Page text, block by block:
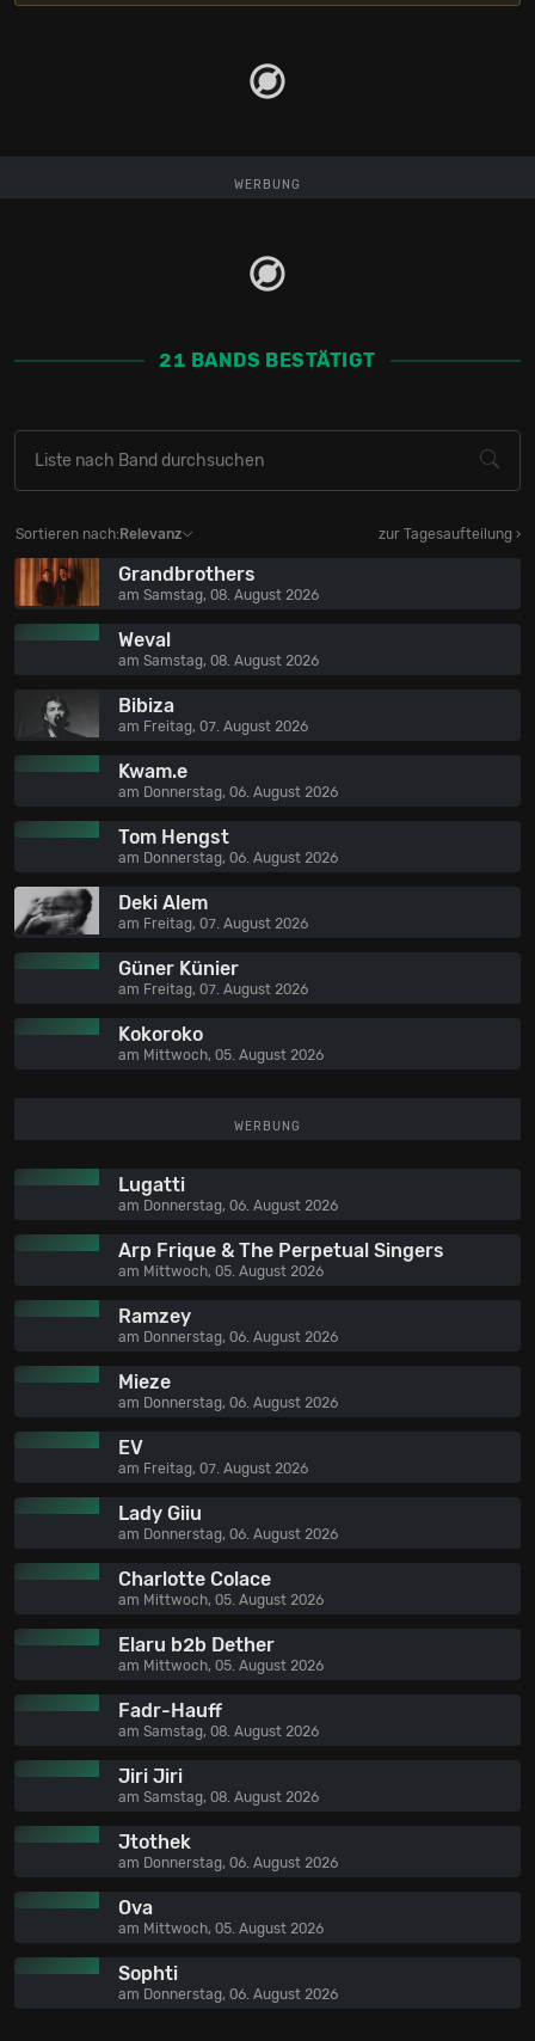
WERBUNG
21 BANDS BESTÄTIGT
Sortieren nach: Relevanz zur Tagesaufteilung ›
Grandbrothers
am Samstag, 08. August 2026
Weval
am Samstag, 08. August 2026
Bibiza
am Freitag, 07. August 2026
Kwam.e
am Donnerstag, 06. August 2026
Tom Hengst
am Donnerstag, 06. August 2026
Deki Alem
am Freitag, 07. August 2026
Güner Künier
am Freitag, 07. August 2026
Kokoroko
am Mittwoch, 05. August 2026
WERBUNG
Lugatti
am Donnerstag, 06. August 2026
Arp Frique & The Perpetual Singers
am Mittwoch, 05. August 2026
Ramzey
am Donnerstag, 06. August 2026
Mieze
am Donnerstag, 06. August 2026
EV
am Freitag, 07. August 2026
Lady Giiu
am Donnerstag, 06. August 2026
Charlotte Colace
am Mittwoch, 05. August 2026
Elaru b2b Dether
am Mittwoch, 05. August 2026
Fadr-Hauff
am Samstag, 08. August 2026
Jiri Jiri
am Samstag, 08. August 2026
Jtothek
am Donnerstag, 06. August 2026
Ova
am Mittwoch, 05. August 2026
Sophti
am Donnerstag, 06. August 2026